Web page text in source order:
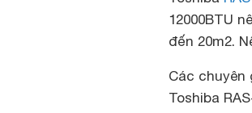
12000BTU
đến 20m2.
Các chuyên
Toshiba